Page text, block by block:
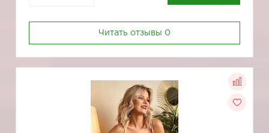
Читать отзывы 0